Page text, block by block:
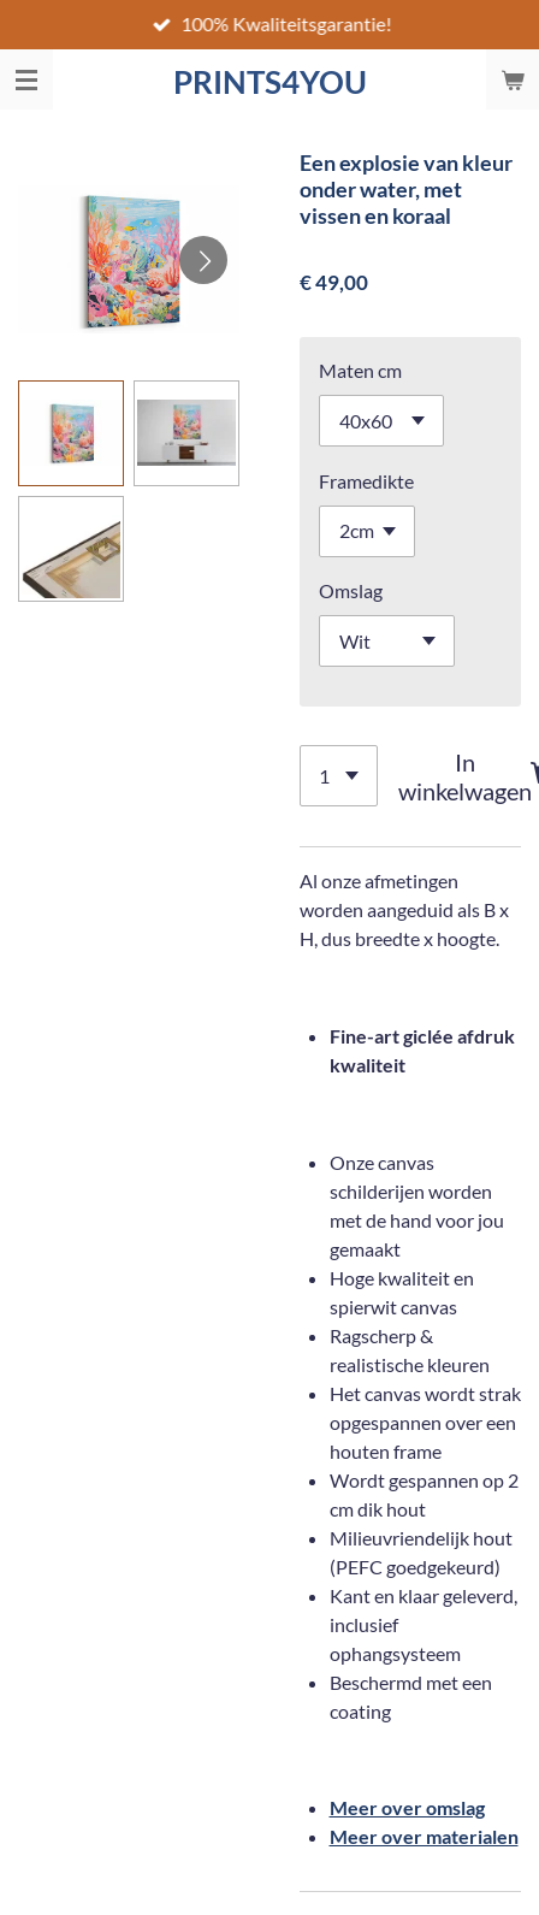
direct
naar
PRINTS4YOU
100% Kwaliteitsgarantie!
Een explosie van kleur
onder water, met
vissen en koraal
€ 49,00
Maten cm
Framedikte
Omslag
In
winkelwagen
Al onze afmetingen
worden aangeduid als B x
H, dus breedte x hoogte.
Fine-art giclée afdruk
kwaliteit
Onze canvas
schilderijen worden
met de hand voor jou
gemaakt
Hoge kwaliteit en
spierwit canvas
Ragscherp &
realistische kleuren
Het canvas wordt strak
opgespannen over een
houten frame
Wordt gespannen op 2
cm dik hout
Milieuvriendelijk hout
(PEFC goedgekeurd)
Kant en klaar geleverd,
inclusief
ophangsysteem
Beschermd met een
coating
Meer over omslag
Meer over materialen